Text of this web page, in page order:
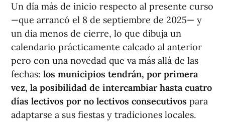
Un día más de inicio respecto al presente curso
—que arrancó el 8 de septiembre de 2025— y
un día menos de cierre, lo que dibuja un
calendario prácticamente calcado al anterior
pero con una novedad que va más allá de las
fechas: los municipios tendrán, por primera
vez, la posibilidad de intercambiar hasta cuatro
días lectivos por no lectivos consecutivos para
adaptarse a sus fiestas y tradiciones locales.